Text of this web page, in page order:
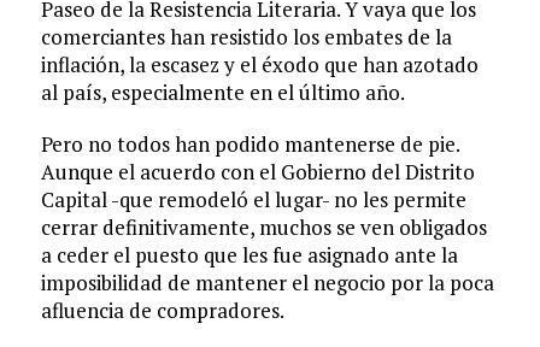
Paseo de la Resistencia Literaria. Y vaya que los
comerciantes han resistido los embates de la
inflación, la escasez y el éxodo que han azotado
al país, especialmente en el último año.
Pero no todos han podido mantenerse de pie.
Aunque el acuerdo con el Gobierno del Distrito
Capital -que remodeló el lugar- no les permite
cerrar definitivamente, muchos se ven obligados
a ceder el puesto que les fue asignado ante la
imposibilidad de mantener el negocio por la poca
afluencia de compradores.